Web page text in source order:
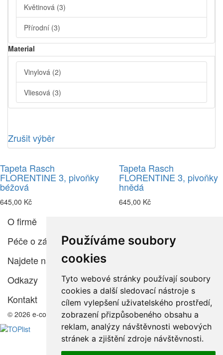
Používáme soubory
cookies
Tyto webové stránky používají soubory
cookies a další sledovací nástroje s
cílem vylepšení uživatelského prostředí,
zobrazení přizpůsobeného obsahu a
reklam, analýzy návštěvnosti webových
stránek a zjištění zdroje návštěvnosti.
Květinová (3)
Přírodní (3)
Material
Vinylová (2)
Vliesová (3)
Zrušit výběr
Tapeta Rasch
FLORENTINE 3, pivoňky
béžová
645,00 Kč
Tapeta Rasch
FLORENTINE 3, pivoňky
hnědá
645,00 Kč
O firmě
Péče o zákazníka
Najdete nás
Odkazy
Kontakt
© 2026 e-color.cz